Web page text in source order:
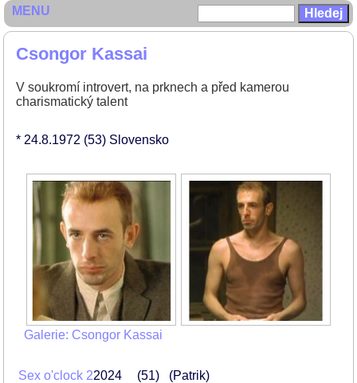
Csongor Kassai
V soukromí introvert, na prknech a před kamerou
charismatický talent
* 24.8.1972 (53) Slovensko
Galerie: Csongor Kassai
Sex o'clock 22024 51 (Patrik)
MENU